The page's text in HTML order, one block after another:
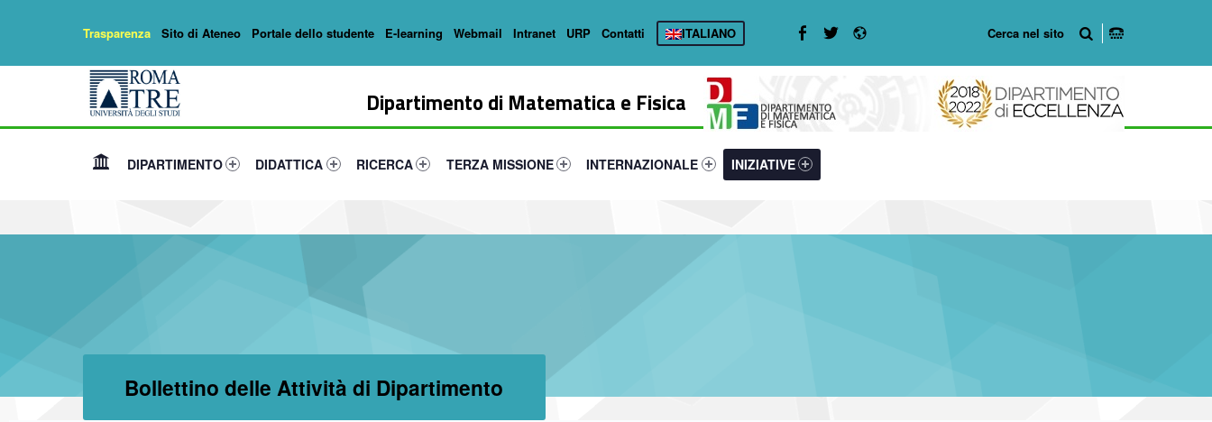
DARKSIDE - Dipartimento di Matematica e Fisica Dipartimento di Matematica e Fisica
Primary Menu
Link identifier #link-menu-primary-88287-1
DIPARTIMENTO
Link identifier #link-menu-primary-15506-16
DIDATTICA
Link identifier #link-menu-primary-6902-31
RICERCA
Link identifier #link-menu-primary-18169-40
TERZA MISSIONE
Link identifier #link-menu-primary-46858-49
INTERNAZIONALE
Link identifier #link-menu-primary-5417-57
INIZIATIVE
Header info sidebar
Trasparenza Sito di Ateneo Portale dello studente E-learning Webmail Intranet URP Contatti ITALIANO
Bollettino delle Attività di Dipartimento